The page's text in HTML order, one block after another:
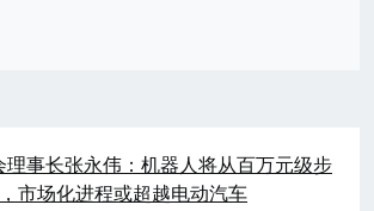
理事长张永伟：机器人将从百万元级步
市场化进程或超越电动汽车